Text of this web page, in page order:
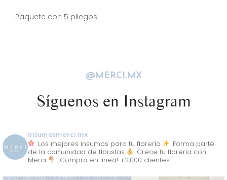
Paquete con 5 pliegos
@MERCI.MX
Síguenos en Instagram
insumosmerci.mx
Los mejores insumos para tu florería
Forma parte
de la comunidad de floristas
Crece tu florería con
Merci
¡Compra en línea! +2,000 clientes